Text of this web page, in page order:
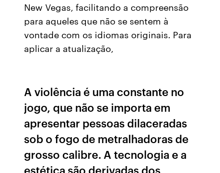
New Vegas, facilitando a compreensão
para aqueles que não se sentem à
vontade com os idiomas originais. Para
aplicar a atualização,
A violência é uma constante no
jogo, que não se importa em
apresentar pessoas dilaceradas
sob o fogo de metralhadoras de
grosso calibre. A tecnologia e a
estética são derivadas dos